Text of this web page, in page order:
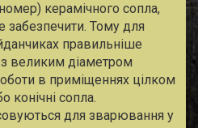
керамічного сопла,
Тому для
правильніше
великим діаметром
в приміщеннях цілком
конічні сопла.
для зварювання у